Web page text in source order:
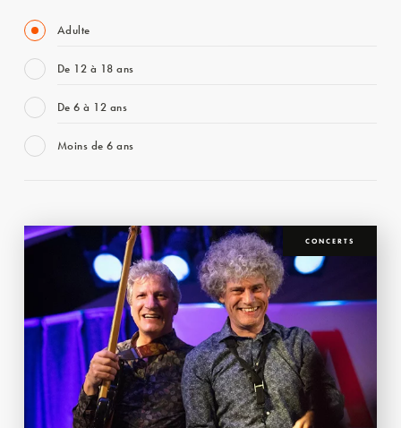
Adulte
De 12 à 18 ans
De 6 à 12 ans
Moins de 6 ans
CONCERTS